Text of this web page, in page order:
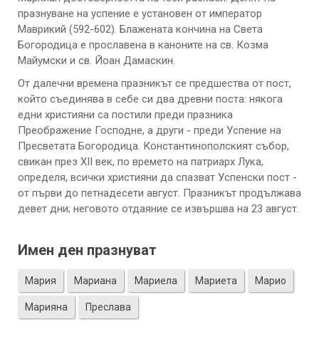
празнуване на успение е установен от император
Маврикий (592-602). Блажената кончина на Света
Богородица е прославена в каноните на св. Козма
Майумски и св. Йоан Дамаскин.
От далечни времена празникът се предшества от пост,
който съединява в себе си два древни поста: някога
едни християни са постили преди празника
Преображение Господне, а други - преди Успение на
Пресветата Богородица. Константинополският събор,
свикан през XII век, по времето на патриарх Лука,
определя, всички християни да спазват Успенски пост -
от първи до петнадесети август. Празникът продължава
девет дни; неговото отдаяние се извършва на 23 август.
Имен ден празнуват
Мария Мариана Мариела Мариета Марио
Марияна Преслава